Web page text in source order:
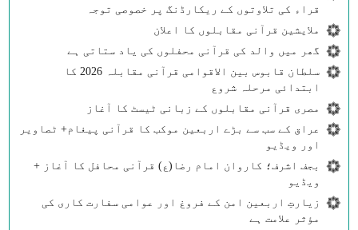
قراء کی تلاوتوں کے ریکارڈنگ پر خصوصی توجہ
ملایشین قرآنی مقابلوں کا اعلان
گھر میں والد کی قرآنی محفلوں کی یاد ستاتی ہے
سلطان قابوس بین الاقوامی قرآنی مقابلہ 2026 کا
ابتدائی مرحلہ شروع
مصری قرآنی مقابلوں کے زبانی ٹیسٹ کا آغاز
عراق کے سب سے بڑے اربعین موکب کا قرآنی پیغام+ ٹصاویر
اور ویڈیو
بجف اشرف؛ کاروان امام رضا(ع) قرآنی محافل کا آغاز +
ویڈیو
زیارتِ اربعین امن کے فروغ اور عوامی سفارت کاری کی
مؤثر علامت ہے